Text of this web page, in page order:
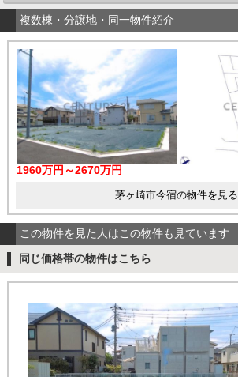
複数棟・分譲地・同一物件紹介
1960万円～2670万円
茅ヶ崎市今宿の物件を見る
この物件を見た人はこの物件も見ています
同じ価格帯の物件はこちら